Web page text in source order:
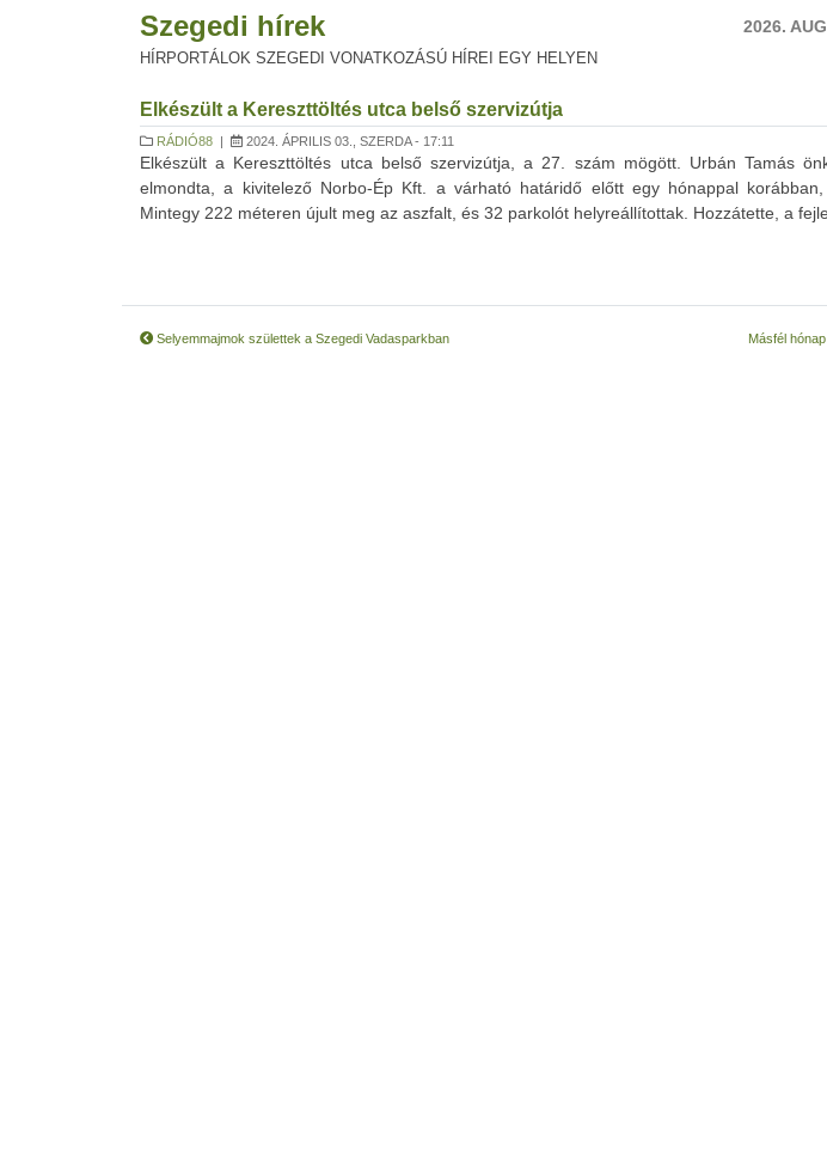
Szegedi hírek
HÍRPORTÁLOK SZEGEDI VONATKOZÁSÚ HÍREI EGY HELYEN
2026.
Elkészült a Kereszttöltés utca belső szervizútja
RÁDIÓ88 | 2024. ÁPRILIS 03., SZERDA - 17:11
Elkészült a Kereszttöltés utca belső szervizútja, a 27. szám mögött. Urbán Tamás
elmondta, a kivitelező Norbo-Ép Kft. a várható határidő előtt egy hónappal
Mintegy 222 méteren újult meg az aszfalt, és 32 parkolót helyreállítottak. Hozzátette, a
Selyemmajmok születtek a Szegedi Vadasparkban Másfél